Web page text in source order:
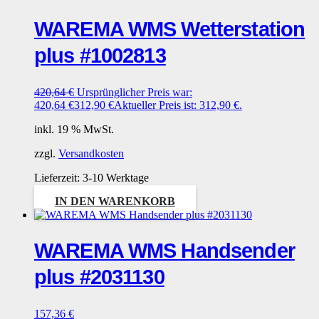
WAREMA WMS Wetterstation
plus #1002813
420,64€ Ursprünglicher Preis war:
420,64 €312,90 €Aktueller Preis ist: 312,90 €.
inkl. 19 % MwSt.
zzgl. Versandkosten
Lieferzeit: 3-10 Werktage
IN DEN WARENKORB
WAREMA WMS Handsender
plus #2031130
157,36 €